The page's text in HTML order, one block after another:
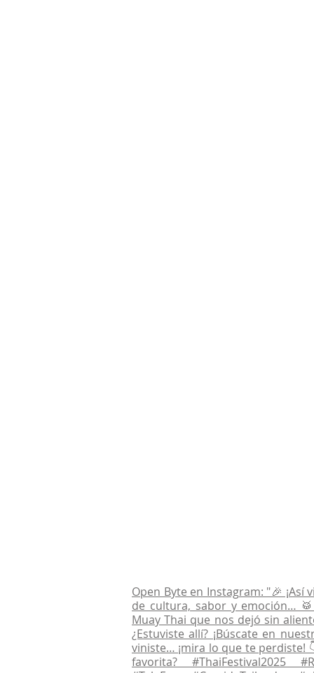
Open Byte en Instagram: "🎉 ¡Así
de cultura, sabor y emoción…
Muay Thai que nos dejó sin
¿Estuviste allí? ¡Búscate en
viniste… ¡mira lo que te perdiste!
favorita? #ThaiFestival2025